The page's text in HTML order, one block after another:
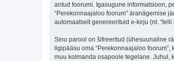
antud foorumi. Igasugune informatsioon,
“Perekonnaajaloo foorum” äranägemise
automaatselt genereerituid e-kirju (nt. “telli
Sinu parool on šifreeritud (ühesuunaline
ligipääsu oma “Perekonnaajaloo
muu kolmanda osapoole tegelane. Juhul,